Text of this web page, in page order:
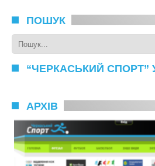
ПОШУК
“ЧЕРКАСЬКИЙ СПОРТ”
АРХІВ